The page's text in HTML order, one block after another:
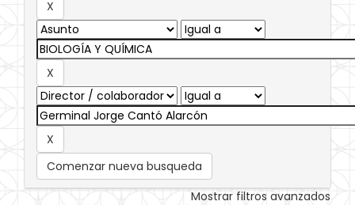
Comenzar nueva busqueda
Mostrar filtros avanzados